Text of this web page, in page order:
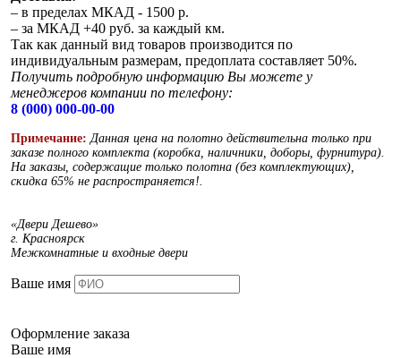
– в пределах МКАД - 1500 р.
– за МКАД +40 руб. за каждый км.
Так как данный вид товаров производится по
индивидуальным размерам, предоплата составляет 50%.
Получить подробную информацию Вы можете у
менеджеров компании по телефону:
8 (000) 000-00-00
Примечание: Данная цена на полотно действительна только при
заказе полного комплекта (коробка, наличники, доборы, фурнитура).
На заказы, содержащие только полотна (без комплектующих),
скидка 65% не распространяется!.
«Двери Дешево»
г. Красноярск
Межкомнатные и входные двери
Ваше имя
Оформление заказа
Ваше имя